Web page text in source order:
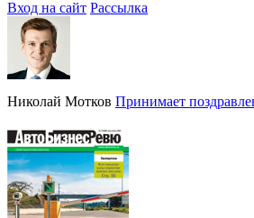
Вход на сайт Рассылка
Николай Мотков Принимает